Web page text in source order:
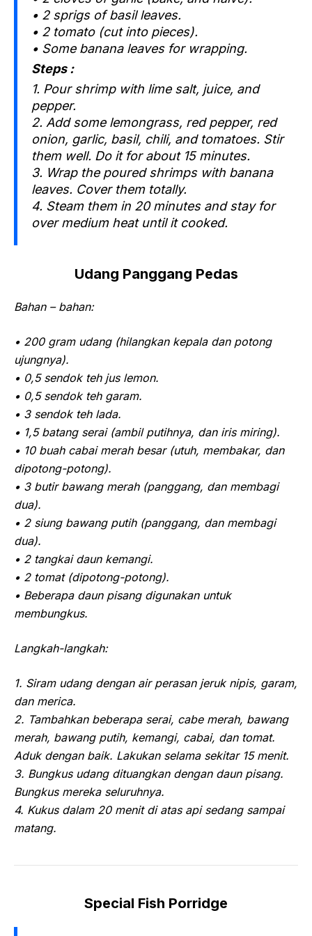
• 2 sprigs of basil leaves.
• 2 tomato (cut into pieces).
• Some banana leaves for wrapping.
Steps :
1. Pour shrimp with lime salt, juice, and
pepper.
2. Add some lemongrass, red pepper, red
onion, garlic, basil, chili, and tomatoes. Stir
them well. Do it for about 15 minutes.
3. Wrap the poured shrimps with banana
leaves. Cover them totally.
4. Steam them in 20 minutes and stay for
over medium heat until it cooked.
Udang Panggang Pedas
Bahan – bahan:
• 200 gram udang (hilangkan kepala dan potong
ujungnya).
• 0,5 sendok teh jus lemon.
• 0,5 sendok teh garam.
• 3 sendok teh lada.
• 1,5 batang serai (ambil putihnya, dan iris miring).
• 10 buah cabai merah besar (utuh, membakar, dan
dipotong-potong).
• 3 butir bawang merah (panggang, dan membagi
dua).
• 2 siung bawang putih (panggang, dan membagi
dua).
• 2 tangkai daun kemangi.
• 2 tomat (dipotong-potong).
• Beberapa daun pisang digunakan untuk
membungkus.
Langkah-langkah:
1. Siram udang dengan air perasan jeruk nipis, garam,
dan merica.
2. Tambahkan beberapa serai, cabe merah, bawang
merah, bawang putih, kemangi, cabai, dan tomat.
Aduk dengan baik. Lakukan selama sekitar 15 menit.
3. Bungkus udang dituangkan dengan daun pisang.
Bungkus mereka seluruhnya.
4. Kukus dalam 20 menit di atas api sedang sampai
matang.
Special Fish Porridge